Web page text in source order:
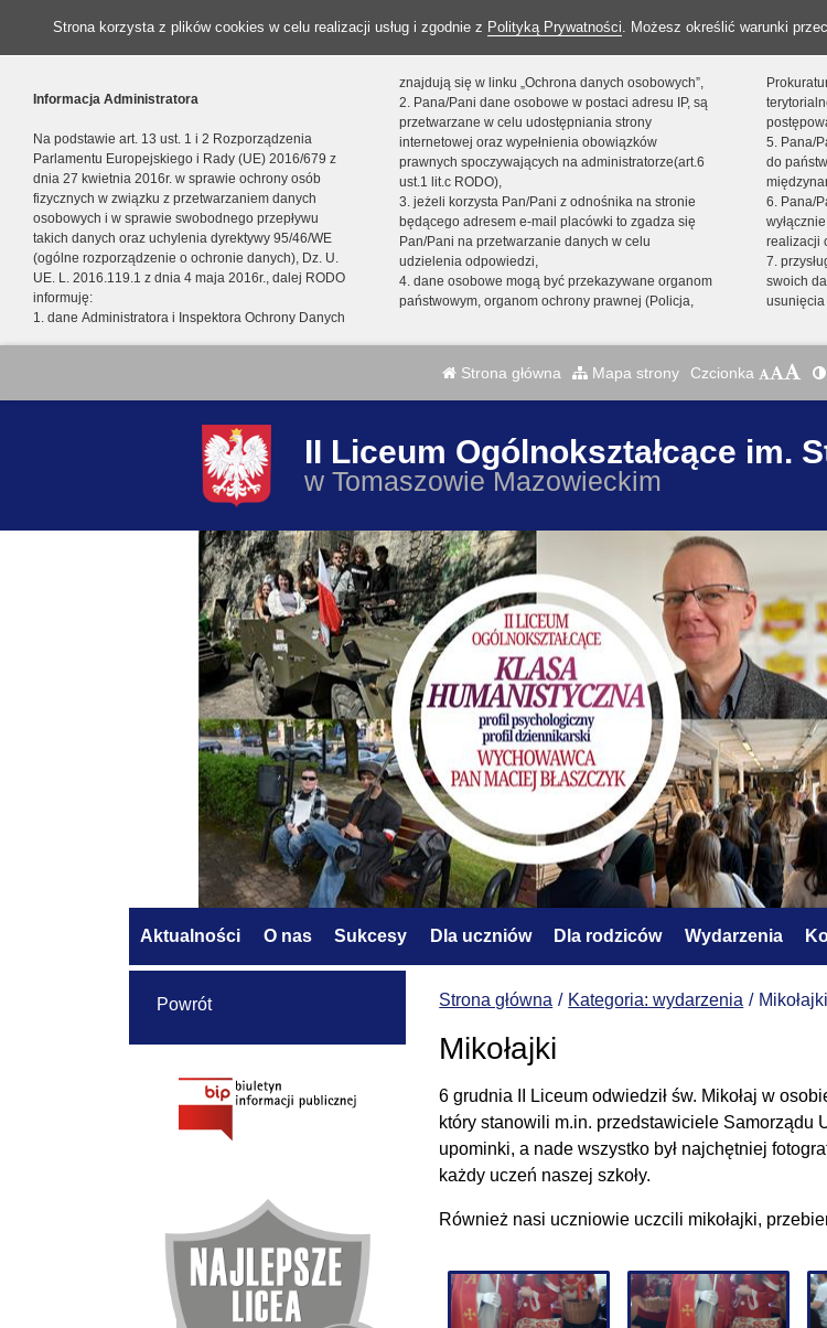
Strona korzysta z plików cookies w celu realizacji usług i zgodnie z Polityką Prywatności. Możesz określić warunki
Informacja Administratora
Na podstawie art. 13 ust. 1 i 2 Rozporządzenia
Parlamentu Europejskiego i Rady (UE) 2016/679 z
dnia 27 kwietnia 2016r. w sprawie ochrony osób
fizycznych w związku z przetwarzaniem danych
osobowych i w sprawie swobodnego przepływu
takich danych oraz uchylenia dyrektywy 95/46/WE
(ogólne rozporządzenie o ochronie danych), Dz. U.
UE. L. 2016.119.1 z dnia 4 maja 2016r., dalej RODO
informuję:
1. dane Administratora i Inspektora Ochrony Danych
znajdują się w linku „Ochrona danych osobowych”,
2. Pana/Pani dane osobowe w postaci adresu IP, są
przetwarzane w celu udostępniania strony
internetowej oraz wypełnienia obowiązków
prawnych spoczywających na administratorze(art.6
ust.1 lit.c RODO),
3. jeżeli korzysta Pan/Pani z odnośnika na stronie
będącego adresem e-mail placówki to zgadza się
Pan/Pani na przetwarzanie danych w celu
udzielenia odpowiedzi,
4. dane osobowe mogą być przekazywane organom
państwowym, organom ochrony prawnej (Policja,
5. Pana/
do
6. Pana/
realizacji
7.
swoich
Strona główna Mapa strony Czcionka
II Liceum Ogólnokształcące im.
w Tomaszowie Mazowieckim
Aktualności O nas Sukcesy Dla uczniów Dla rodziców Wydarzenia
Strona główna Kategoria: wydarzenia Mikołajki
Mikołajki
6 grudnia II Liceum odwiedził św. Mikołaj w
który stanowili m.in. przedstawiciele Samorządu
upominki, a nade wszystko był najchętniej
każdy uczeń naszej szkoły.
Również nasi uczniowie uczcili mikołajki,
Powrót